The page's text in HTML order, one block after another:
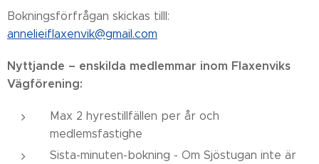
Bokningsförfrågan skickas tilll:
annelieiflaxenvik@gmail.com
Nyttjande – enskilda medlemmar inom Flaxenviks
Vägförening:
Max 2 hyrestillfällen per år och
medlemsfastighe
Sista-minuten-bokning - Om Sjöstugan inte är